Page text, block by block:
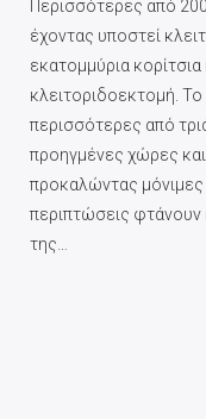
Περισσότερες από
έχοντας υποστεί
εκατομμύρια
κλειτοριδοεκτομή.
περισσότερες από
προηγμένες χώρες και
προκαλώντας μόνιμες
περιπτώσεις φτάνουν
της…